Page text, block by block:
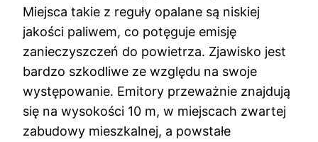
Miejsca takie z reguły opalane są niskiej
jakości paliwem, co potęguje emisję
zanieczyszczeń do powietrza. Zjawisko jest
bardzo szkodliwe ze względu na swoje
występowanie. Emitory przeważnie znajdują
się na wysokości 10 m, w miejscach zwartej
zabudowy mieszkalnej, a powstałe